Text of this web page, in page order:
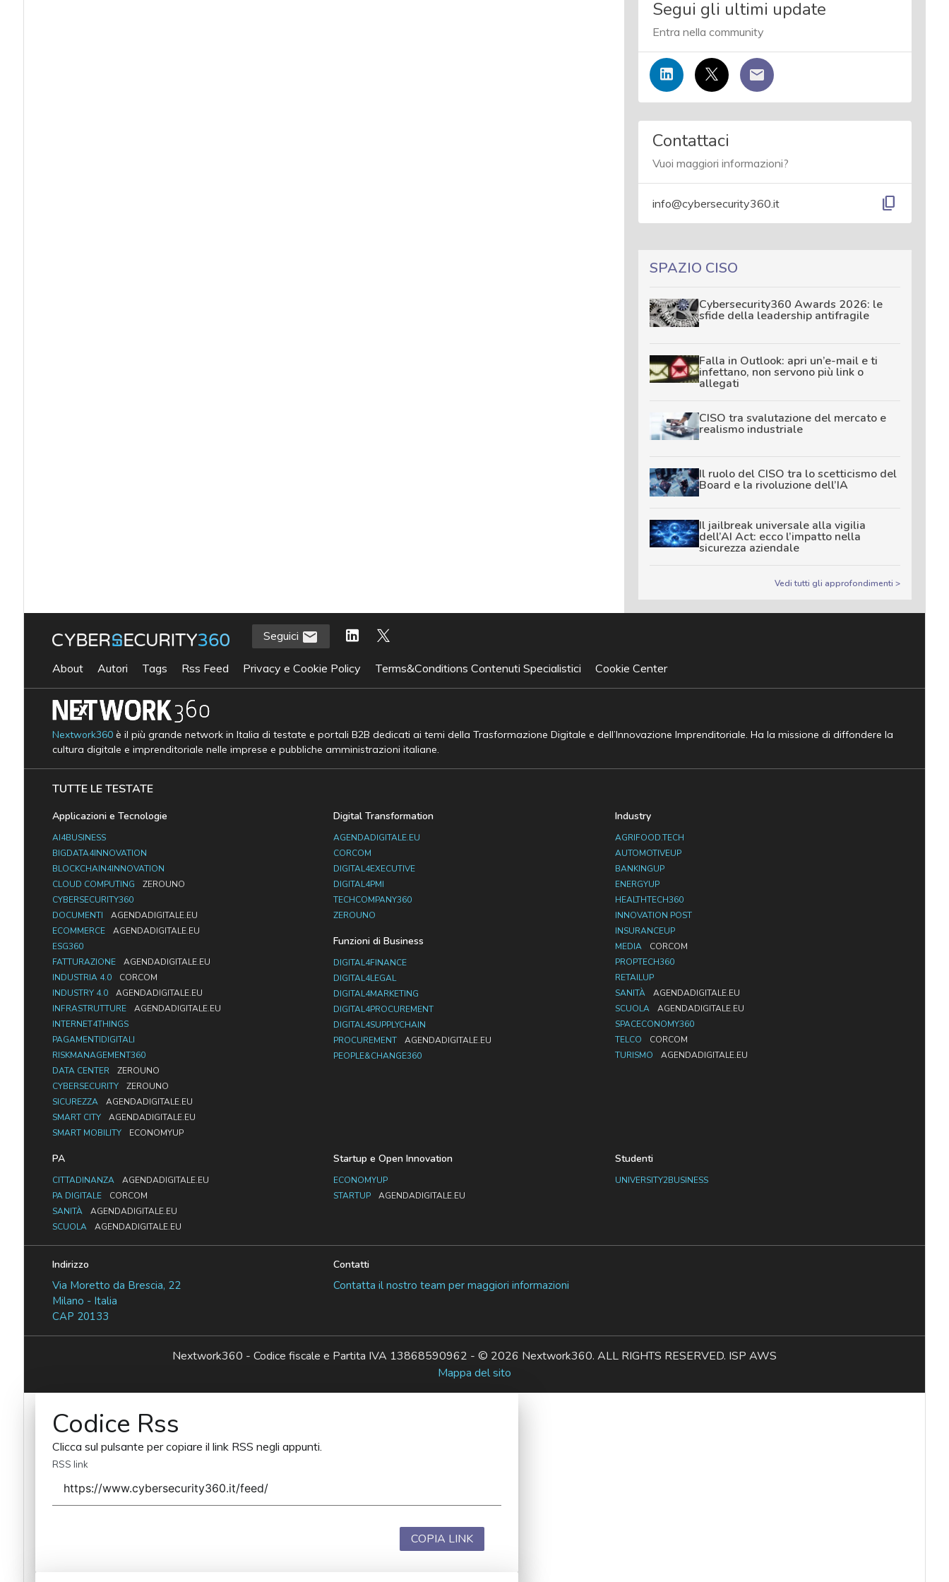
Segui gli ultimi update
Entra nella community
Contattaci
Vuoi maggiori informazioni?
info@cybersecurity360.it content_copy
SPAZIO CISO
Cybersecurity360 Awards 2026: le
sfide della leadership antifragile
Falla in Outlook: apri un’e-mail e ti
infettano, non servono più link o
allegati
CISO tra svalutazione del mercato e
realismo industriale
Il ruolo del CISO tra lo scetticismo del
Board e la rivoluzione dell’IA
Il jailbreak universale alla vigilia
dell’AI Act: ecco l’impatto nella
sicurezza aziendale
Vedi tutti gli approfondimenti >
Seguici
About Autori Tags Rss Feed Privacy e Cookie Policy Terms&Conditions Contenuti Specialistici Cookie Center
Nextwork360è il più grande network in Italia di testate e portali B2B dedicati ai temi della Trasformazione Digitale e dell’Innovazione Imprenditoriale. Ha la missione di diffondere la
cultura digitale e imprenditoriale nelle imprese e pubbliche amministrazioni italiane.
TUTTE LE TESTATE
Applicazioni e Tecnologie
AI4BUSINESS
BIGDATA4INNOVATION
BLOCKCHAIN4INNOVATION
CLOUD COMPUTING
ZEROUNO
CYBERSECURITY360
DOCUMENTI
AGENDADIGITALE.EU
ECOMMERCE
AGENDADIGITALE.EU
ESG360
FATTURAZIONE
AGENDADIGITALE.EU
INDUSTRIA 4.0
CORCOM
INDUSTRY 4.0
AGENDADIGITALE.EU
INFRASTRUTTURE
AGENDADIGITALE.EU
INTERNET4THINGS
PAGAMENTIDIGITALI
RISKMANAGEMENT360
DATA CENTER
ZEROUNO
CYBERSECURITY
ZEROUNO
SICUREZZA
AGENDADIGITALE.EU
SMART CITY
AGENDADIGITALE.EU
SMART MOBILITY
ECONOMYUP
Digital Transformation
AGENDADIGITALE.EU
CORCOM
DIGITAL4EXECUTIVE
DIGITAL4PMI
TECHCOMPANY360
ZEROUNO
Funzioni di Business
DIGITAL4FINANCE
DIGITAL4LEGAL
DIGITAL4MARKETING
DIGITAL4PROCUREMENT
DIGITAL4SUPPLYCHAIN
PROCUREMENT
AGENDADIGITALE.EU
PEOPLE&CHANGE360
Industry
AGRIFOOD.TECH
AUTOMOTIVEUP
BANKINGUP
ENERGYUP
HEALTHTECH360
INNOVATION POST
INSURANCEUP
MEDIA
CORCOM
PROPTECH360
RETAILUP
SANITÀ
AGENDADIGITALE.EU
SCUOLA
AGENDADIGITALE.EU
SPACECONOMY360
TELCO
CORCOM
TURISMO
AGENDADIGITALE.EU
PA
CITTADINANZA
AGENDADIGITALE.EU
PA DIGITALE
CORCOM
SANITÀ
AGENDADIGITALE.EU
SCUOLA
AGENDADIGITALE.EU
Startup e Open Innovation
ECONOMYUP
STARTUP
AGENDADIGITALE.EU
Studenti
UNIVERSITY2BUSINESS
Indirizzo
Via Moretto da Brescia, 22
Milano - Italia
CAP 20133
Contatti
Contatta il nostro team per maggiori informazioni
Nextwork360 - Codice fiscale e Partita IVA 13868590962 - © 2026 Nextwork360. ALL RIGHTS RESERVED. ISP AWS
Mappa del sito
Codice Rss
Clicca sul pulsante per copiare il link RSS negli appunti.
RSS link
COPIA LINK